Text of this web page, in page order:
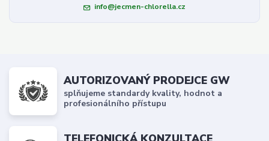
info@jecmen-chlorella.cz
AUTORIZOVANÝ PRODEJCE GW
splňujeme standardy kvality, hodnot a
profesionálního přístupu